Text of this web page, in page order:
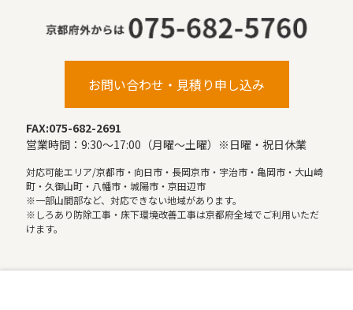
お問い合わせ・見積り申し込み
FAX:075-682-2691
営業時間：9:30〜17:00（月曜〜土曜）※日曜・祝日休業
対応可能エリア/京都市・向日市・長岡京市・宇治市・亀岡市・大山崎
町・久御山町・八幡市・城陽市・京田辺市
※一部山間部など、対応できない地域があります。
※しろあり防除工事・床下環境改善工事は京都府全域でご利用いただ
けます。